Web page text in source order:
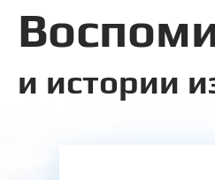
и истории